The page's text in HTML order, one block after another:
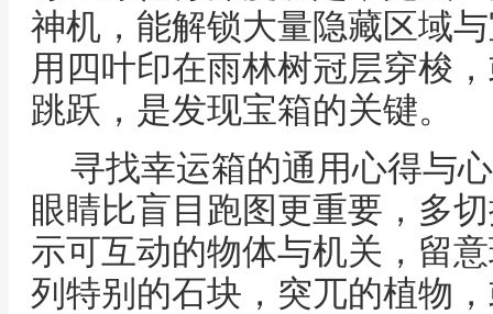
神机，能解锁大量隐藏区域
用四叶印在雨林树冠层穿梭
跳跃，是发现宝箱的关键。
寻找幸运箱的通用心得与
眼睛比盲目跑图更重要，多
示可互动的物体与机关，留
列特别的石块，突兀的植物